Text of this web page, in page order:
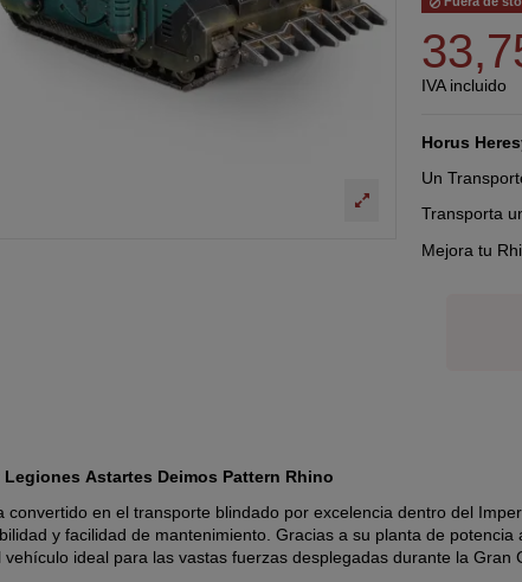
IVA incluido
Horus
Un
Transporta
Mejora tu
Legiones Astartes Deimos Pattern Rhino
convertido en el transporte blindado por excelencia dentro del
y facilidad de mantenimiento. Gracias a su planta de
ideal para las vastas fuerzas desplegadas durante la Gran